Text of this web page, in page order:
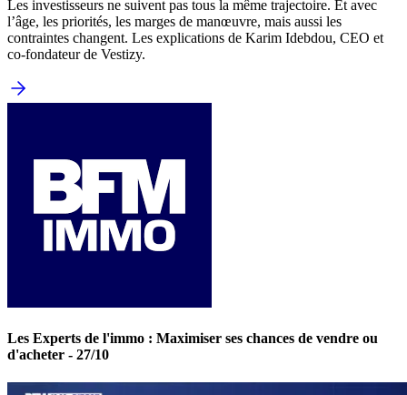
Les investisseurs ne suivent pas tous la même trajectoire. Et avec
l’âge, les priorités, les marges de manœuvre, mais aussi les
contraintes changent. Les explications de Karim Idebdou, CEO et
co-fondateur de Vestizy.
Les Experts de l'immo : Maximiser ses chances de vendre ou
d'acheter - 27/10